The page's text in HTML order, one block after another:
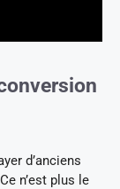
d’anciens
n’est plus le